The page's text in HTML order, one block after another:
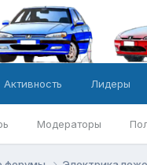
Модераторы
Активность Лидеры